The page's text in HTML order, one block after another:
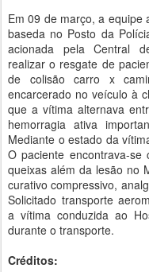
Em 09 de março, a equipe
baseda no Posto da
acionada pela Central
realizar o resgate de
de colisão carro x
encarcerado no veículo à
que a vítima alternava
hemorragia ativa
Mediante o estado da
O paciente encontrava-
queixas além da lesão no
curativo compressivo,
Solicitado transporte
a vítima conduzida ao
durante o transporte.
Créditos: